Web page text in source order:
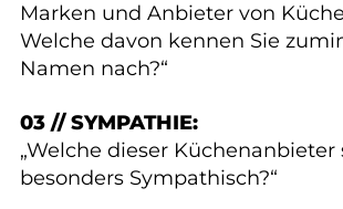
Marken und Anbieter von
Welche davon kennen Sie
Namen nach?“
03 // SYMPATHIE:
„Welche dieser Küchenanbieter
besonders Sympathisch?“